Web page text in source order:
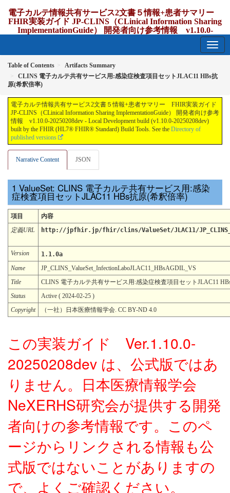
電子カルテ情報共有サービス2文書５情報+患者サマリー
FHIR実装ガイド JP-CLINS（CLinical Information Sharing
ImplementationGuide） 開発者向け参考情報 v1.10.0-
Table of Contents
Artifacts Summary
CLINS 電子カルテ共有サービス用:感染症検査項目セットJLAC11 HBs抗
原(希釈倍率)
電子カルテ情報共有サービス2文書５情報+患者サマリー FHIR実装ガイド
JP-CLINS（CLinical Information Sharing ImplementationGuide） 開発者向け参考
情報 v1.10.0-20250208dev - Local Development build (v1.10.0-20250208dev)
built by the FHIR (HL7® FHIR® Standard) Build Tools. See the Directory of
published versions
Narrative Content JSON
ValueSet: CLINS 電子カルテ共有サービス用:感染
症検査項目セットJLAC11 HBs抗原(希釈倍率)
項目
内容
定義URL
http://jpfhir.jp/fhir/clins/ValueSet/JLAC11/
Version
1.1.0a
Name
JP_CLINS_ValueSet_InfectionLaboJLAC11_HBsAGDIL_VS
Title
CLINS 電子カルテ共有サービス用:感染症検査項目セットJLAC11
Status
Active ( 2024-02-25 )
Copyright
（一社）日本医療情報学会. CC BY-ND 4.0
この実装ガイド Ver.1.10.0-
20250208dev は、公式版ではあ
りません。日本医療情報学会
NeXERHS研究会が提供する開発
者向けの参考情報です。このペ
ージからリンクされる情報も公
式版ではないことがありますの
で、よくご確認ください。